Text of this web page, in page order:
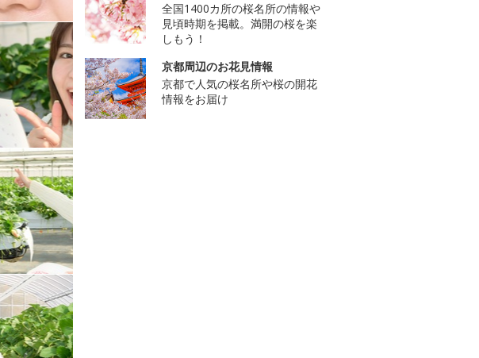
全国1400カ所の桜名所の情報や
見頃時期を掲載。満開の桜を楽
しもう！
京都周辺のお花見情報
京都で人気の桜名所や桜の開花
情報をお届け